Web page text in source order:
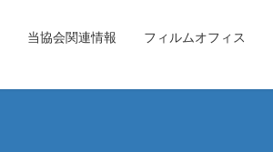
当協会関連情報 フィルムオフィス